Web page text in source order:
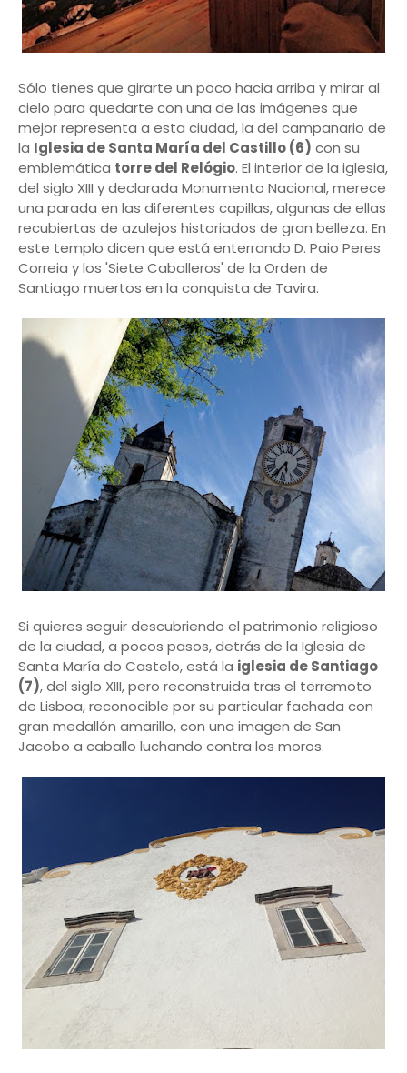
Sólo tienes que girarte un poco hacia arriba y mirar al
cielo para quedarte con una de las imágenes que
mejor representa a esta ciudad, la del campanario de
la Iglesia de Santa María del Castillo (6) con su
emblemática torre del Relógio. El interior de la iglesia,
del siglo XIII y declarada Monumento Nacional, merece
una parada en las diferentes capillas, algunas de ellas
recubiertas de azulejos historiados de gran belleza. En
este templo dicen que está enterrando D. Paio Peres
Correia y los 'Siete Caballeros' de la Orden de
Santiago muertos en la conquista de Tavira.
Si quieres seguir descubriendo el patrimonio religioso
de la ciudad, a pocos pasos, detrás de la Iglesia de
Santa María do Castelo, está la iglesia de Santiago
(7), del siglo XIII, pero reconstruida tras el terremoto
de Lisboa, reconocible por su particular fachada con
gran medallón amarillo, con una imagen de San
Jacobo a caballo luchando contra los moros.